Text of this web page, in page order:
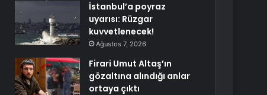
İstanbul’a poyraz
uyarısı: Rüzgar
kuvvetlenecek!
Ağustos 7, 2026
Firari Umut Altaş’ın
gözaltına alındığı anlar
ortaya çıktı